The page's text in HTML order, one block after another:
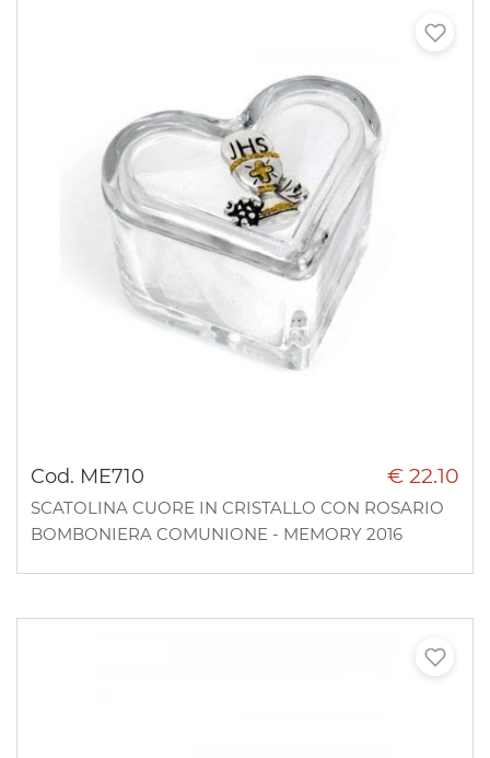
Cod. ME710 € 22.10
SCATOLINA CUORE IN CRISTALLO CON ROSARIO
BOMBONIERA COMUNIONE - MEMORY 2016